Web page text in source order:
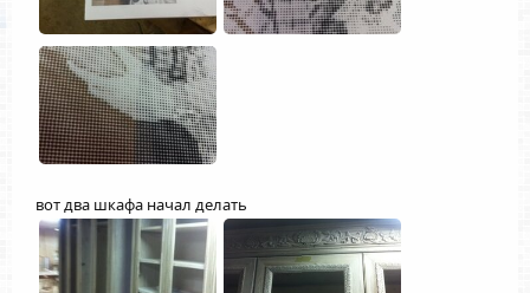
вот два шкафа начал делать